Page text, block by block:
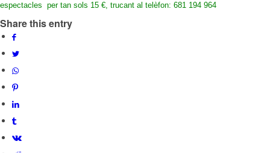
espectacles per tan sols 15 €, trucant al telèfon: 681 194 964
Share this entry